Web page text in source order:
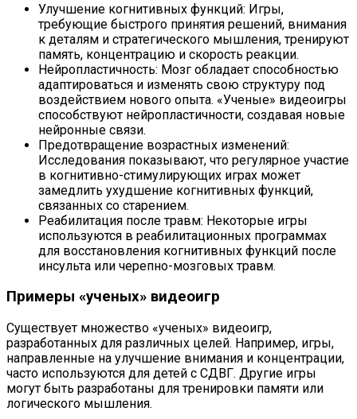
Улучшение когнитивных функций: Игры,
требующие быстрого принятия решений, внимания
к деталям и стратегического мышления, тренируют
память, концентрацию и скорость реакции.
Нейропластичность: Мозг обладает способностью
адаптироваться и изменять свою структуру под
воздействием нового опыта. «Ученые» видеоигры
способствуют нейропластичности, создавая новые
нейронные связи.
Предотвращение возрастных изменений:
Исследования показывают, что регулярное участие
в когнитивно-стимулирующих играх может
замедлить ухудшение когнитивных функций,
связанных со старением.
Реабилитация после травм: Некоторые игры
используются в реабилитационных программах
для восстановления когнитивных функций после
инсульта или черепно-мозговых травм.
Примеры «ученых» видеоигр
Существует множество «ученых» видеоигр,
разработанных для различных целей. Например, игры,
направленные на улучшение внимания и концентрации,
часто используются для детей с СДВГ. Другие игры
могут быть разработаны для тренировки памяти или
логического мышления.